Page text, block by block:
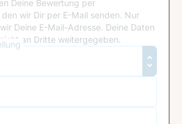
Deine Bewertung per
wir Dir per E-Mail senden. Nur
Deine E-Mail-Adresse. Deine Daten
an Dritte weitergegeben.